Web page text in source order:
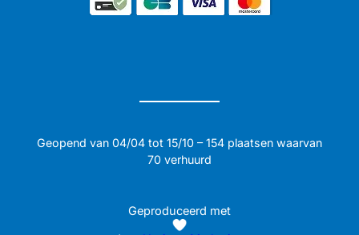
Geopend van 04/04 tot 15/10 – 154 plaatsen waarvan
70 verhuurd
Geproduceerd met